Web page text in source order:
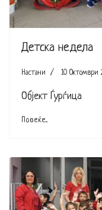
Детска недела
Настани 10 Октомври
Објект Ѓурѓица
Повеќе...